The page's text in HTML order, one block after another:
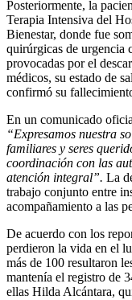
Posteriormente, la
Terapia Intensiva del
Bienestar, donde fue
quirúrgicas de urgencia
provocadas por el
médicos, su estado de
confirmó su
En un comunicado
“Expresamos nuestra
familiares y seres
coordinación con las
atención integral”. La
trabajo conjunto entre
acompañamiento a las
De acuerdo con los
perdieron la vida en el
más de 100 resultaron
mantenía el registro de
ellas Hilda Alcántara,